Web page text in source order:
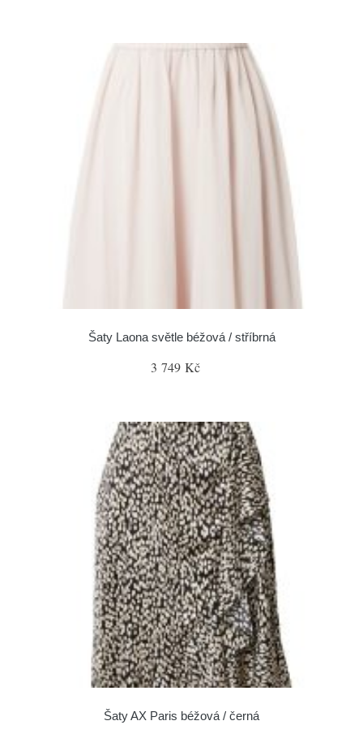
Šaty Laona světle béžová / stříbrná
3 749 Kč
Šaty AX Paris béžová / černá